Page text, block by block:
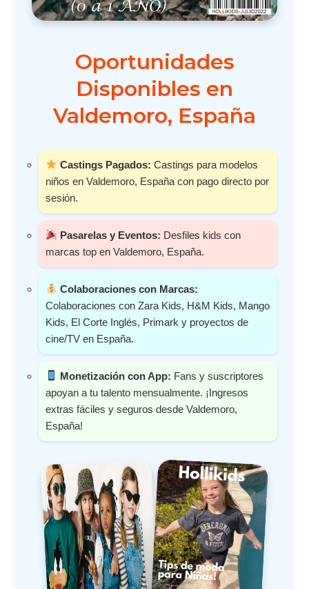
Oportunidades
Disponibles en
Valdemoro, España
Castings Pagados: Castings para modelos
niños en Valdemoro, España con pago directo por
sesión.
Pasarelas y Eventos: Desfiles kids con
marcas top en Valdemoro, España.
Colaboraciones con Marcas:
Colaboraciones con Zara Kids, H&M Kids, Mango
Kids, El Corte Inglés, Primark y proyectos de
cine/TV en España.
Monetización con App: Fans y suscriptores
apoyan a tu talento mensualmente. ¡Ingresos
extras fáciles y seguros desde Valdemoro,
España!